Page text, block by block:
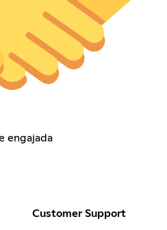
engajada
Customer Support